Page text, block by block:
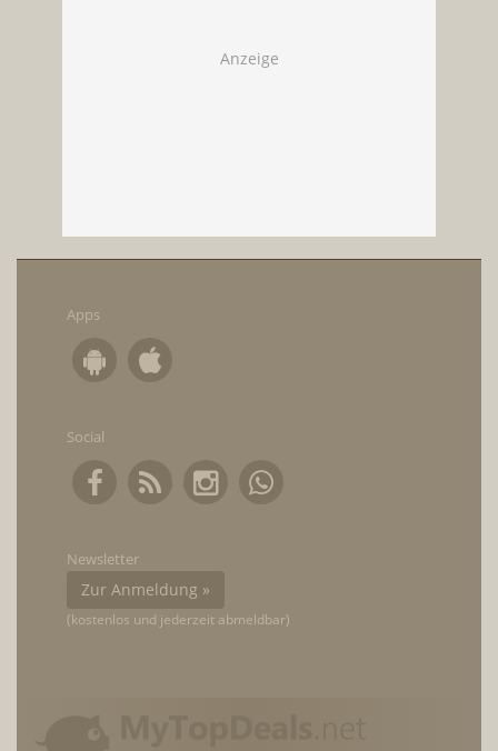
Apps
Social
Newsletter
Zur Anmeldung »
(kostenlos und jederzeit abmeldbar)